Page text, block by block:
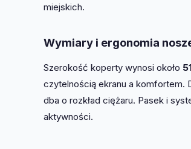
miejskich.
Wymiary i ergonomia
Szerokość koperty wynosi około
czytelnością ekranu a komfortem.
dba o rozkład ciężaru. Pasek i
aktywności.